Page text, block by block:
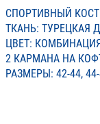
СПОРТИВНЫЙ
ТКАНЬ: ТУРЕЦКАЯ
ЦВЕТ:
2 КАРМАНА НА
РАЗМЕРЫ: 42-44,